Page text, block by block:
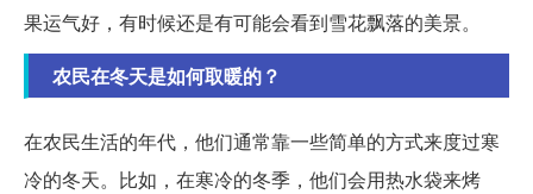
果运气好，有时候还是有可能会看到雪花飘落的美景。
农民在冬天是如何取暖的？
在农民生活的年代，他们通常靠一些简单的方式来度过寒
冷的冬天。比如，在寒冷的冬季，他们会用热水袋来烤